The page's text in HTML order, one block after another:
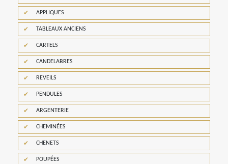
APPLIQUES
TABLEAUX ANCIENS
CARTELS
CANDELABRES
REVEILS
PENDULES
ARGENTERIE
CHEMINÉES
CHENETS
POUPÉES